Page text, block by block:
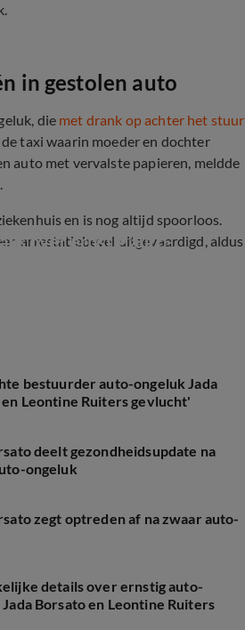
Pride optreden af na zwaar
in gestolen auto
die met drank op achter het stuur
taxi waarin moeder en dochter
auto met vervalste papieren, meldde
en is nog altijd spoorloos.
arrestatiebevel uitgevaardigd, aldus
over ernstig auto-
en Leontine Ruiters
bestuurder auto-ongeluk Jada
Leontine Ruiters gevlucht'
deelt gezondheidsupdate na
ongeluk
zegt optreden af na zwaar auto-
details over ernstig auto-
Borsato en Leontine Ruiters